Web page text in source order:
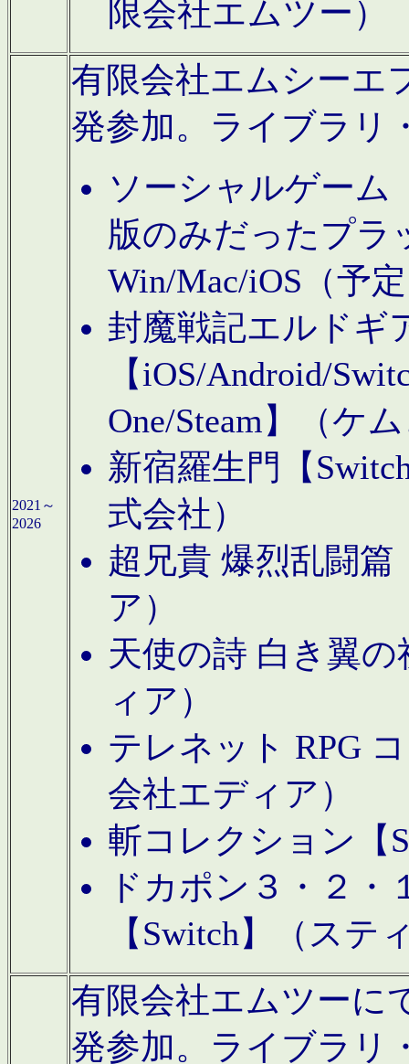
限会社エムツー）
2021～
2026
有限会社エムシーエ
発参加。ライブラリ
ソーシャルゲーム
版のみだったプラ
Win/Mac/iOS（予
封魔戦記エルドギ
【iOS/Android/
One/Steam】（ケ
新宿羅生門【
式会社）
超兄貴 爆烈乱闘篇
ア）
天使の詩 白き翼
ィア）
テレネット RPG
会社エディア）
斬コレクション【
ドカポン３・２
【Switch】（ステ
有限会社エムツーに
発参加。ライブラリ